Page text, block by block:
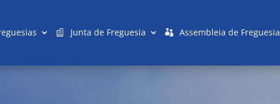
Junta de Freguesia Assembleia de Freguesia